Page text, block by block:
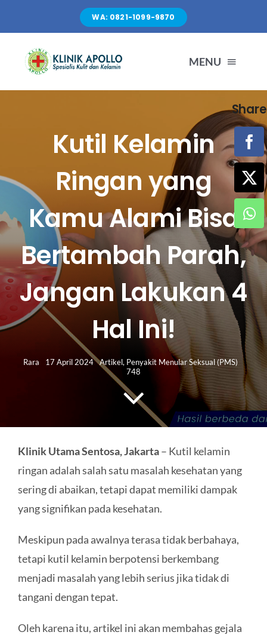
content
WA: 0821-1099-9870
MENU
LAYANAN
FASILITAS
ARTIKEL
HUBUNGI KAMI
Search
for:
Kutil Kelamin
Ringan yang
Kamu Alami Bisa
Bertambah Parah,
Jangan Lakukan 4
Hal Ini!
Rara 17 April 2024 Artikel, Penyakit Menular Seksual (PMS)
748
Klinik Utama Sentosa, Jakarta– Kutil kelamin
ringan adalah salah satu masalah kesehatan yang
sering di abaikan, tetapi dapat memiliki dampak
yang signifikan pada kesehatan.
Meskipun pada awalnya terasa tidak berbahaya,
tetapi kutil kelamin berpotensi berkembang
menjadi masalah yang lebih serius jika tidak di
tangani dengan tepat.
Oleh karena itu, artikel ini akan membahas gejala
Share